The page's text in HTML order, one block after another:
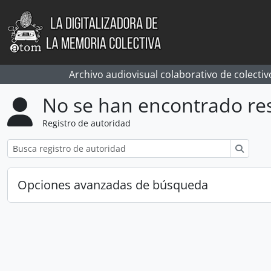
Skip to main content
Archivo audiovisual colaborativo de
No se han encontrado
Registro de autoridad
Opciones avanzadas de búsqueda